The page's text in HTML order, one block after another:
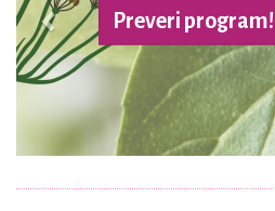
Preveri program!